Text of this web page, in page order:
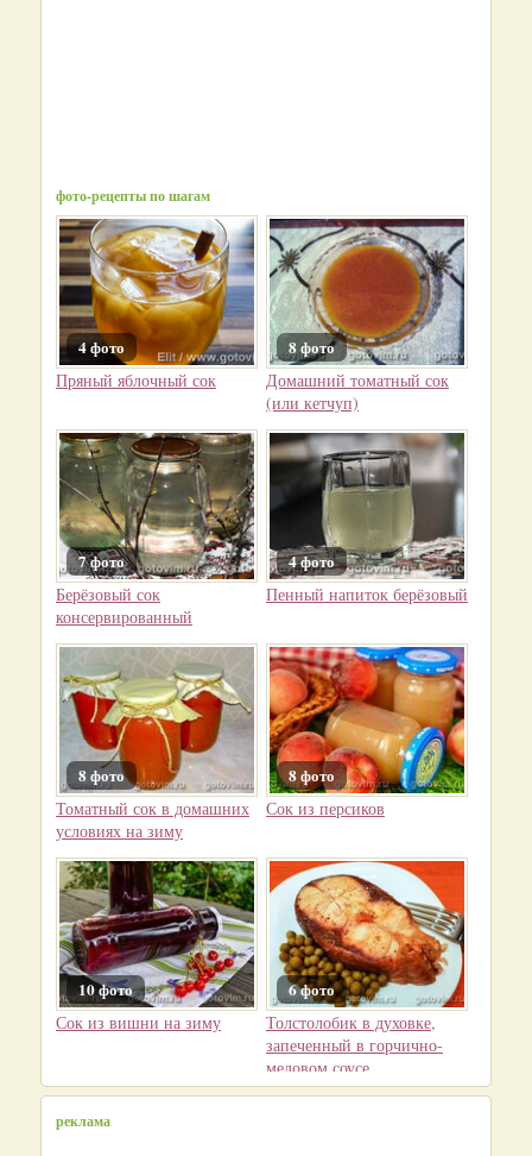
фото-рецепты по шагам
4 фото
Пряный яблочный сок
8 фото
Домашний томатный сок
(или кетчуп)
7 фото
Берёзовый сок
консервированный
4 фото
Пенный напиток берёзовый
8 фото
Томатный сок в домашних
условиях на зиму
8 фото
Сок из персиков
10 фото
Сок из вишни на зиму
6 фото
Толстолобик в духовке,
запеченный в горчично-
медовом соусе
реклама